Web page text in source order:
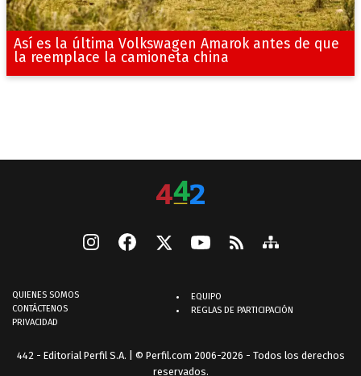
Así es la última Volkswagen Amarok antes de que
la reemplace la camioneta china
QUIENES SOMOS
CONTÁCTENOS
PRIVACIDAD
EQUIPO
REGLAS DE PARTICIPACIÓN
442 - Editorial Perfil S.A. | © Perfil.com 2006-2026 - Todos los derechos
reservados.